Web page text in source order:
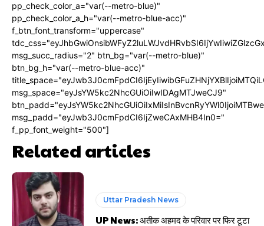
pp_check_color_a="var(--metro-blue)"
pp_check_color_a_h="var(--metro-blue-acc)"
f_btn_font_transform="uppercase"
msg_succ_radius="2" btn_bg="var(--metro-blue)"
btn_bg_h="var(--metro-blue-acc)"
msg_space="eyJsYW5kc2NhcGUiOiIwIDAgMTJweCJ9"
msg_padd="eyJwb3J0cmFpdCI6IjZweCAxMHB4In0="
f_pp_font_weight="500"]
Related articles
Uttar Pradesh News
UP News: अतीक अहमद के परिवार पर फिर टूटा